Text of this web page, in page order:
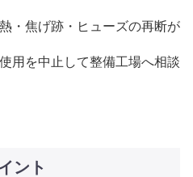
・焦げ跡・ヒューズの再断が
用を中止して整備工場へ相談
ント